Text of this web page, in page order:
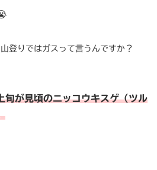
登りではガスって言うんですか？
旬が見頃のニッコウキスゲ（ツル